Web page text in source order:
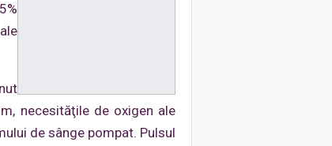
necesităţile de oxigen ale
de sânge pompat. Pulsul